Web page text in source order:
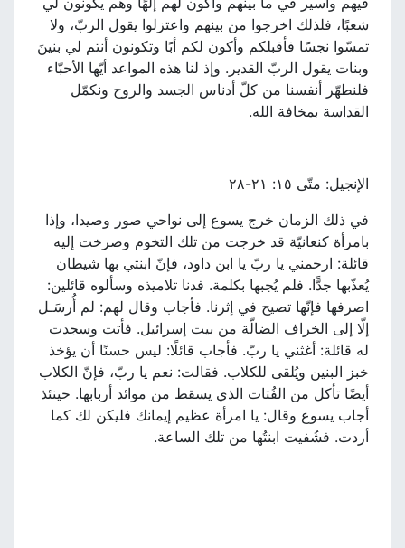
شعبًا، فلذلك اخرجوا من بينهم واعتزلوا يقول الربّ، ولا
تمسّوا نجسًا فأقبلكم وأكون لكم أبًا وتكونون أنتم لي بنينَ
وبنات يقول الربّ القدير. وإذ لنا هذه المواعد أيّها الأحبّاء
فلنطهّر أنفسنا من كلّ أدناس الجسد والروح ونكمّل
القداسة بمخافة الله.
الإنجيل: متّى ١٥: ٢١-٢٨
في ذلك الزمان خرج يسوع إلى نواحي صور وصيدا، وإذا
بامرأة كنعانيّة قد خرجت من تلك التخوم وصرخت إليه
قائلة: ارحمني يا ربّ يا ابن داود، فإنّ ابنتي بها شيطان
يُعذّبها جدًّا. فلم يُجبها بكلمة. فدنا تلاميذه وسألوه قائلين:
اصرفها فإنّها تصيح في إثرنا. فأجاب وقال لهم: لم أُرسَـل
إلّا إلى الخراف الضالّة من بيت إسرائيل. فأتت وسجدت
له قائلة: أغثني يا ربّ. فأجاب قائلًا: ليس حسنًا أن يؤخذ
خبز البنين ويُلقى للكلاب. فقالت: نعم يا ربّ، فإنّ الكلاب
أيضًا تأكل من الفُتات الذي يسقط من موائد أربابها. حينئذ
أجاب يسوع وقال: يا امرأة عظيم إيمانك فليكن لك كما
أردت. فشُفيت ابنتُها من تلك الساعة.